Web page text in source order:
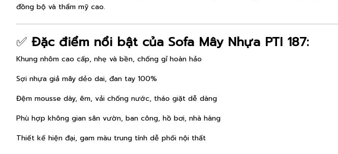
đồng bộ và thẩm mỹ cao.
✅ Đặc điểm nổi bật của Sofa Mây Nhựa PTI 187:
Khung nhôm cao cấp, nhẹ và bền, chống gỉ hoàn hảo
Sợi nhựa giả mây dẻo dai, đan tay 100%
Đệm mousse dày, êm, vải chống nước, tháo giặt dễ dàng
Phù hợp không gian sân vườn, ban công, hồ bơi, nhà hàng
Thiết kế hiện đại, gam màu trung tính dễ phối nội thất